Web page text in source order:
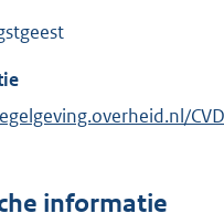
informatie